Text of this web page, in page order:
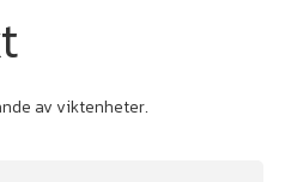
av viktenheter.